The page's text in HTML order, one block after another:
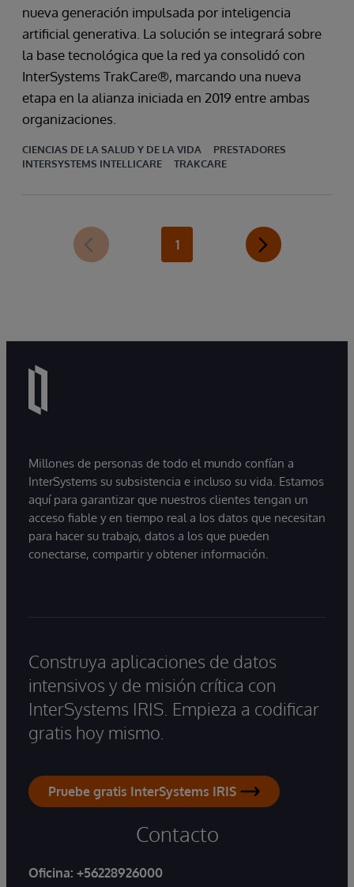
nueva generación impulsada por inteligencia
artificial generativa. La solución se integrará sobre
la base tecnológica que la red ya consolidó con
InterSystems TrakCare®, marcando una nueva
etapa en la alianza iniciada en 2019 entre ambas
organizaciones.
CIENCIAS DE LA SALUD Y DE LA VIDA
PRESTADORES
INTERSYSTEMS INTELLICARE
TRAKCARE
1
Millones de personas de todo el mundo confían a
InterSystems su subsistencia e incluso su vida. Estamos
aquí para garantizar que nuestros clientes tengan un
acceso fiable y en tiempo real a los datos que necesitan
para hacer su trabajo, datos a los que pueden
conectarse, compartir y obtener información.
Construya aplicaciones de datos
intensivos y de misión crítica con
InterSystems IRIS. Empieza a codificar
gratis hoy mismo.
Pruebe gratis InterSystems IRIS
Contacto
Oficina: +56228926000